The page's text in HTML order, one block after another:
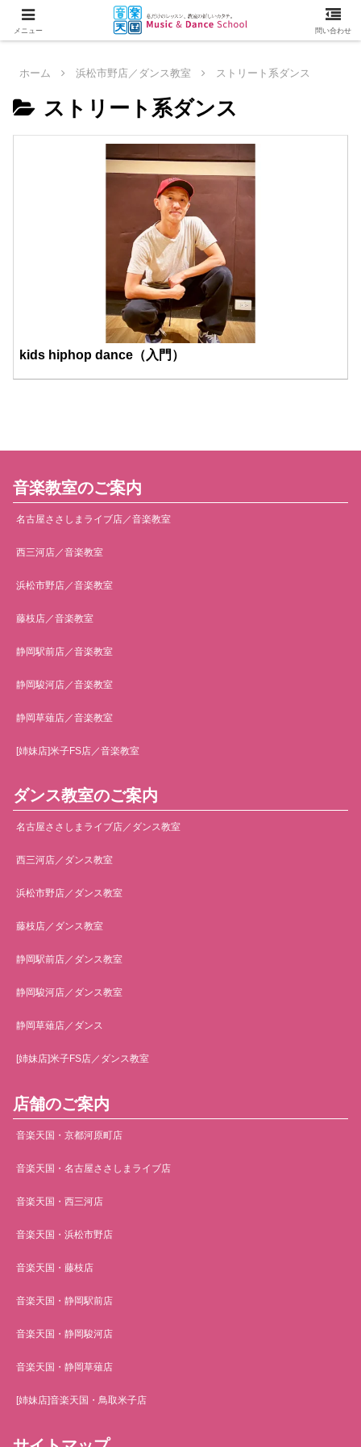
ホーム 浜松市野店／ダンス教室 ストリート系ダンス
ストリート系ダンス
kids hiphop dance（入門）
音楽教室のご案内
名古屋ささしまライブ店／音楽教室
西三河店／音楽教室
浜松市野店／音楽教室
藤枝店／音楽教室
静岡駅前店／音楽教室
静岡駿河店／音楽教室
静岡草薙店／音楽教室
[姉妹店]米子FS店／音楽教室
ダンス教室のご案内
名古屋ささしまライブ店／ダンス教室
西三河店／ダンス教室
浜松市野店／ダンス教室
藤枝店／ダンス教室
静岡駅前店／ダンス教室
静岡駿河店／ダンス教室
静岡草薙店／ダンス
[姉妹店]米子FS店／ダンス教室
店舗のご案内
音楽天国・京都河原町店
音楽天国・名古屋ささしまライブ店
音楽天国・西三河店
音楽天国・浜松市野店
音楽天国・藤枝店
音楽天国・静岡駅前店
音楽天国・静岡駿河店
音楽天国・静岡草薙店
[姉妹店]音楽天国・鳥取米子店
メニュー 問い合わせ